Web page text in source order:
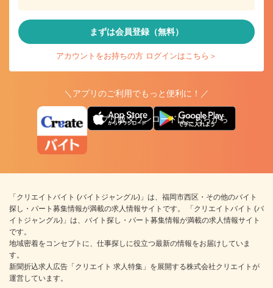
まずは会員登録（無料）
アカウントをお持ちの方 ログインはこちら＞
＼アプリのご利用でもっと便利に！／
アプリ版ダウンロードはこちらから
「クリエイトバイト (バイトジャングル)」は、福岡市西区・その他のバイト
探し・パート募集情報が満載の求人情報サイトです。 「クリエイトバイト (バ
イトジャングル)」は、バイト探し・パート募集情報が満載の求人情報サイト
です。
地域密着をコンセプトに、仕事探しに役立つ最新の情報をお届けしていま
す。
新聞折込求人広告「クリエイト 求人特集」を展開する株式会社クリエイトが
運営しています。